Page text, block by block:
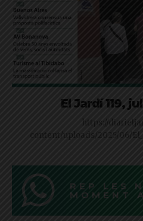
El Jardí 119,
https://
content/uploads/2025/06/
REP LES
MOMENT